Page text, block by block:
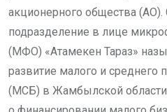
акционерного общества
подразделение в лице
(МФО) «Атамекен Тараз»
развитие малого и среднего
(МСБ) в Жамбылской